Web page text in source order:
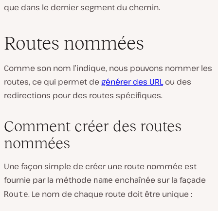
que dans le dernier segment du chemin.
Routes nommées
Comme son nom l’indique, nous pouvons nommer les
routes, ce qui permet de générer des URLou des
redirections pour des routes spécifiques.
Comment créer des routes
nommées
Une façon simple de créer une route nommée est
fournie par la méthode name enchaînée sur la façade
Route. Le nom de chaque route doit être unique :